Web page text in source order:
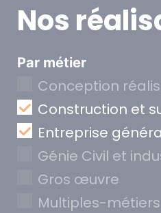
Nos
Par métier
Conception
Construction et
Entreprise
Génie Civil et
Gros œuvre
Multiples-métiers